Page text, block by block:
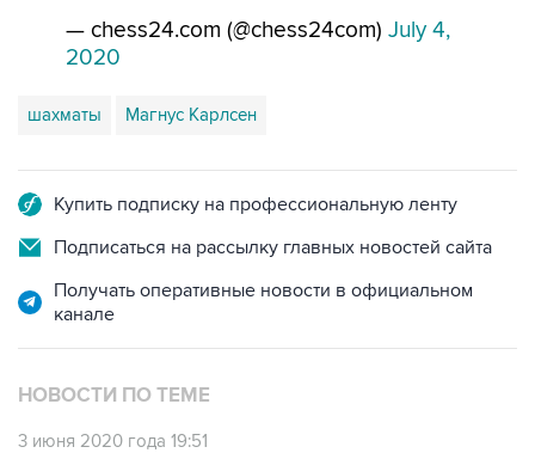
— chess24.com (@chess24com) July 4,
2020
шахматы Магнус Карлсен
Купить подписку на профессиональную ленту
Подписаться на рассылку главных новостей сайта
Получать оперативные новости в официальном
канале
НОВОСТИ ПО ТЕМЕ
3 июня 2020 года 19:51